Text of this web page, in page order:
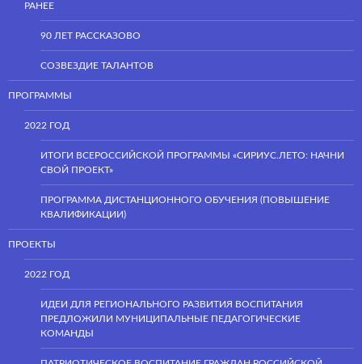
РАНЕЕ
90 ЛЕТ РАССКАЗОВО
СОЗВЕЗДИЕ ТАЛАНТОВ
ПРОГРАММЫ
2022 ГОД
ИТОГИ ВСЕРОССИЙСКОЙ ПРОГРАММЫ «СИРИУС.ЛЕТО: НАЧНИ
СВОЙ ПРОЕКТ»
ПРОГРАММА ДИСТАНЦИОННОГО ОБУЧЕНИЯ (ПОВЫШЕНИЕ
КВАЛИФИКАЦИИ)
ПРОЕКТЫ
2022 ГОД
ИДЕИ ДЛЯ РЕГИОНАЛЬНОГО РАЗВИТИЯ ВОСПИТАНИЯ
ПРЕДЛОЖИЛИ МУНИЦИПАЛЬНЫЕ ПЕДАГОГИЧЕСКИЕ
КОМАНДЫ